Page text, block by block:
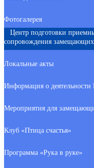
Фотогалерея
Центр подготовки
сопровождения
Локальные акты
Информация о деятельности
Мероприятия для
Клуб «Птица счастья»
Программа «Рука в руке»